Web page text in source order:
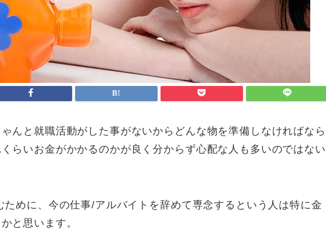
んと就職活動がした事がないからどんな物を準備しなければなら
らいお金がかかるのかが良く分からず心配な人も多いのではない
ために、今の仕事/アルバイトを辞めて専念するという人は特に金
と思います。